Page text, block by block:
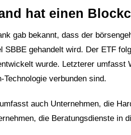
hat einen
gab bekannt, dass der
SBBE gehandelt wird. Der ETF
wurde. Letzterer umfasst
Technologie verbunden sind.
auch Unternehmen, die
die Beratungsdienste in